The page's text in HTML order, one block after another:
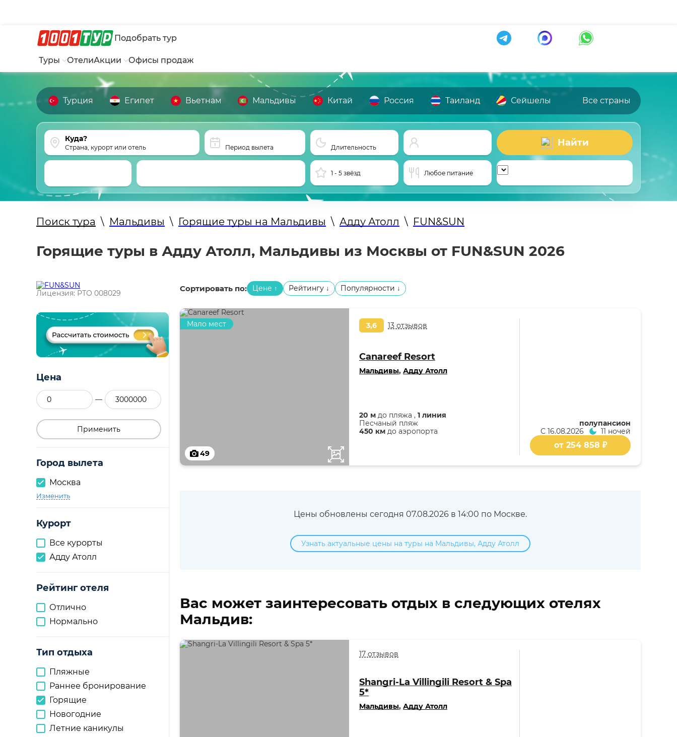
Подобрать тур
Туры ОтелиАкции Офисы продаж
Турция Египет Вьетнам Мальдивы Китай Россия Таиланд Сейшелы Все страны
Страна, курорт или отель Период вылета Длительность Найти
1 - 5 звёзд Любое питание
Поиск тура \ Мальдивы \ Горящие туры на Мальдивы \ Адду Атолл \ FUN&SUN
Горящие туры в Адду Атолл, Мальдивы из Москвы от FUN&SUN 2026
Лицензия: РТО 008029
Цена
—
Применить
Город вылета
Москва
Изменить
Курорт
Все курорты
Адду Атолл
Рейтинг отеля
Отлично
Нормально
Тип отдыха
Пляжные
Раннее бронирование
Горящие
Новогодние
Летние каникулы
Сортировать по: Цене ↑ Рейтингу ↓ Популярности ↓
49
Мало мест 3,6 13 отзывов
Canareef Resort
Мальдивы, Адду Атолл
20 м до пляжа , 1 линия
Песчаный пляж
450 км до аэропорта
полупансион
С 16.08.2026 11 ночей
от 254 858 ₽
Цены обновлены сегодня 07.08.2026 в 14:00 по Москве.
Узнать актуальные цены на туры на Мальдивы, Адду Атолл
Вас может заинтересовать отдых в следующих отелях
Мальдив:
17 отзывов
Shangri-La Villingili Resort & Spa
5*
Мальдивы, Адду Атолл